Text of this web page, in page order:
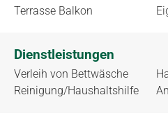
Terrasse Balkon
Dienstleistungen
Verleih von Bettwäsche
Reinigung/Haushaltshilfe